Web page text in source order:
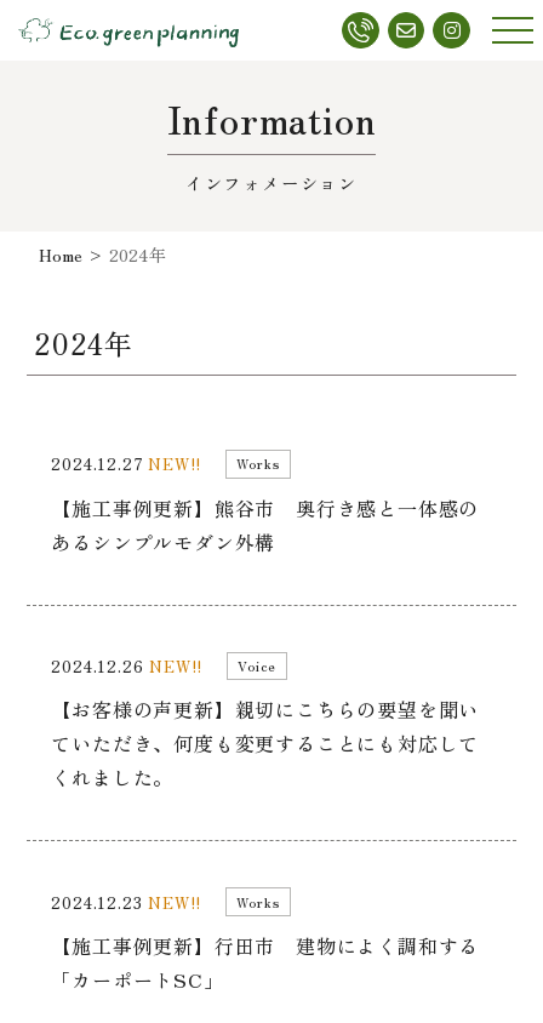
メニ
Information
インフォメーション
Home >2024年
2024年
2024.12.27NEW!! Works
【施工事例更新】熊谷市 奥行き感と一体感の
あるシンプルモダン外構
2024.12.26NEW!! Voice
【お客様の声更新】親切にこちらの要望を聞い
ていただき、何度も変更することにも対応して
くれました。
2024.12.23NEW!! Works
【施工事例更新】行田市 建物によく調和する
「カーポートSC」